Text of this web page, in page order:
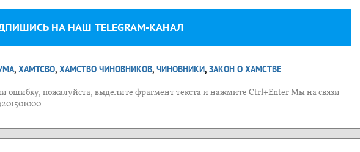
НА НАШ TELEGRAM-КАНАЛ
, ХАМТСВО, ХАМСТВО ЧИНОВНИКОВ, ЧИНОВНИКИ, ЗАКОН О ХАМСТВЕ
ошибку, пожалуйста, выделите фрагмент текста и нажмите Ctrl+Enter Мы на связи